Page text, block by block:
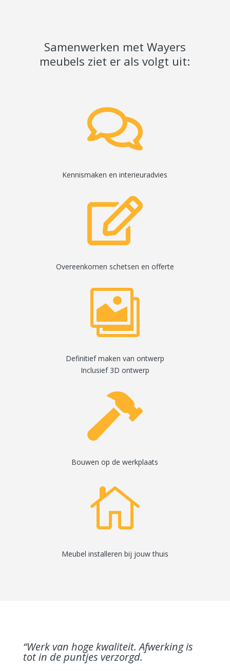
Samenwerken met Wayers
meubels ziet er als volgt uit:

Kennismaken en interieuradvies

Overeenkomen schetsen en offerte

Definitief maken van ontwerp
Inclusief 3D ontwerp

Bouwen op de werkplaats

Meubel installeren bij jouw thuis
“Werk van hoge kwaliteit. Afwerking is
tot in de puntjes verzorgd.